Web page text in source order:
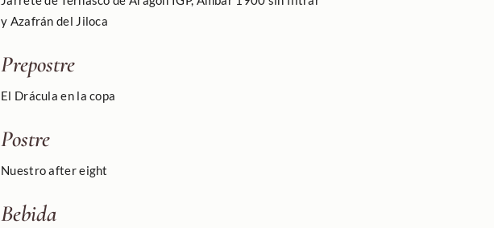
y Azafrán del Jiloca
Prepostre
El Drácula en la copa
Postre
Nuestro after eight
Bebida